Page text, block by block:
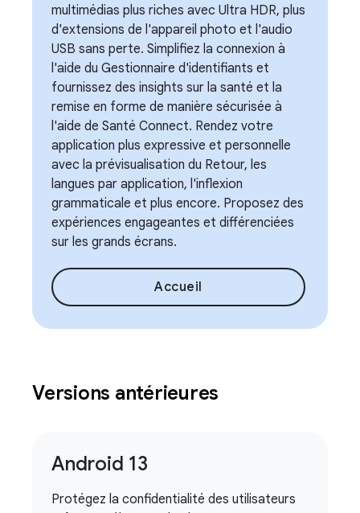
multimédias plus riches avec Ultra HDR, plus
d'extensions de l'appareil photo et l'audio
USB sans perte. Simplifiez la connexion à
l'aide du Gestionnaire d'identifiants et
fournissez des insights sur la santé et la
remise en forme de manière sécurisée à
l'aide de Santé Connect. Rendez votre
application plus expressive et personnelle
avec la prévisualisation du Retour, les
langues par application, l'inflexion
grammaticale et plus encore. Proposez des
expériences engageantes et différenciées
sur les grands écrans.
Accueil
Versions antérieures
Android 13
Protégez la confidentialité des utilisateurs